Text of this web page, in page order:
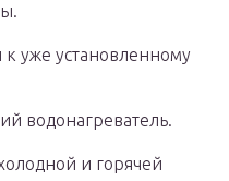
уже установленному
водонагреватель.
и горячей